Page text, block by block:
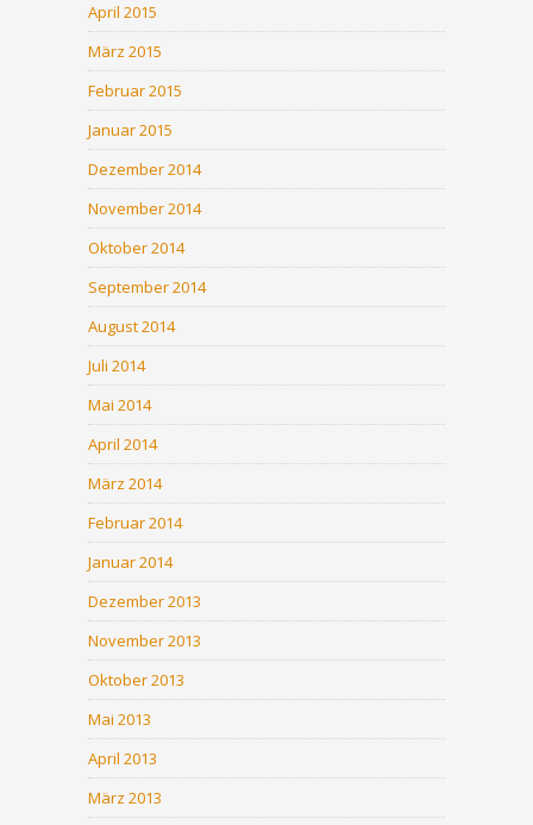
April 2015
März 2015
Februar 2015
Januar 2015
Dezember 2014
November 2014
Oktober 2014
September 2014
August 2014
Juli 2014
Mai 2014
April 2014
März 2014
Februar 2014
Januar 2014
Dezember 2013
November 2013
Oktober 2013
Mai 2013
April 2013
März 2013